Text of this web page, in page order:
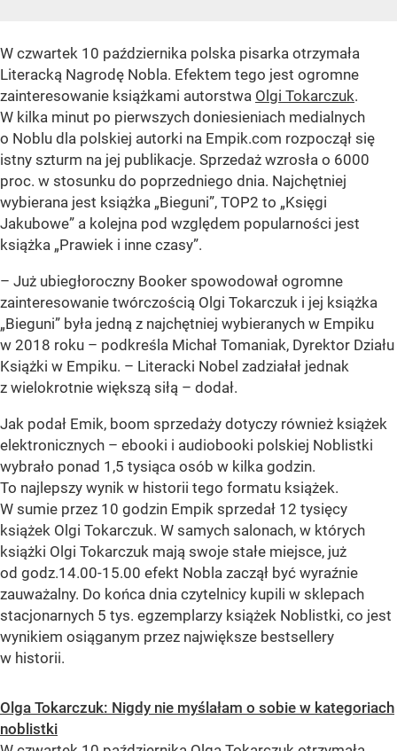
W czwartek 10 października polska pisarka otrzymała
Literacką Nagrodę Nobla. Efektem tego jest ogromne
zainteresowanie książkami autorstwa Olgi Tokarczuk.
W kilka minut po pierwszych doniesieniach medialnych
o Noblu dla polskiej autorki na Empik.com rozpoczął się
istny szturm na jej publikacje. Sprzedaż wzrosła o 6000
proc. w stosunku do poprzedniego dnia. Najchętniej
wybierana jest książka „Bieguni”, TOP2 to „Księgi
Jakubowe” a kolejna pod względem popularności jest
książka „Prawiek i inne czasy”.
– Już ubiegłoroczny Booker spowodował ogromne
zainteresowanie twórczością Olgi Tokarczuk i jej książka
„Bieguni” była jedną z najchętniej wybieranych w Empiku
w 2018 roku – podkreśla Michał Tomaniak, Dyrektor Działu
Książki w Empiku. – Literacki Nobel zadziałał jednak
z wielokrotnie większą siłą – dodał.
Jak podał Emik, boom sprzedaży dotyczy również książek
elektronicznych – ebooki i audiobooki polskiej Noblistki
wybrało ponad 1,5 tysiąca osób w kilka godzin.
To najlepszy wynik w historii tego formatu książek.
W sumie przez 10 godzin Empik sprzedał 12 tysięcy
książek Olgi Tokarczuk. W samych salonach, w których
książki Olgi Tokarczuk mają swoje stałe miejsce, już
od godz.14.00-15.00 efekt Nobla zaczął być wyraźnie
zauważalny. Do końca dnia czytelnicy kupili w sklepach
stacjonarnych 5 tys. egzemplarzy książek Noblistki, co jest
wynikiem osiąganym przez największe bestsellery
w historii.
Olga Tokarczuk: Nigdy nie myślałam o sobie w kategoriach
noblistki